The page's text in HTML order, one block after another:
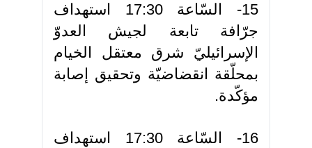
15- السّاعة 17:30 استهداف
جرّافة تابعة لجيش العدوّ
الإسرائيليّ شرق معتقل الخيام
بمحلّقة انقضاضيّة وتحقيق إصابة
مؤكّدة.
16- السّاعة 17:30 استهداف